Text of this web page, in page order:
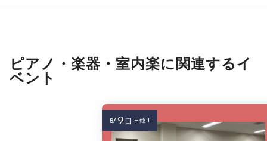
ピアノ・楽器・室内楽に関連するイ
ベント
8/ 9 日 + 他 1